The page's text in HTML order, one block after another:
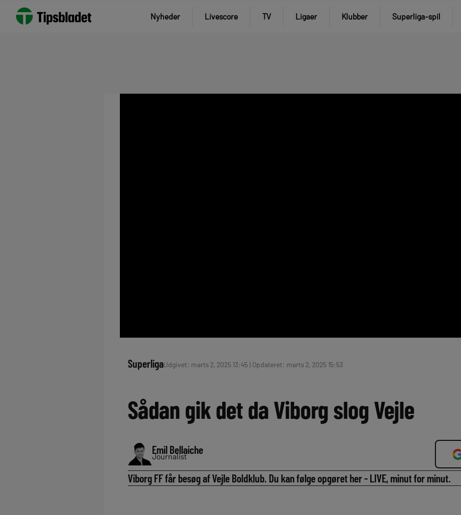
Nyheder Livescore TV Ligaer Klubber Superliga-spil
SuperligaUdgivet: marts 2, 2025 13:45 | Opdateret: marts 2, 2025 15:53
Sådan gik det da Viborg slog Vejle
Emil Bellaiche
Journalist
Viborg FF får besøg af Vejle Boldklub. Du kan følge opgøret her - LIVE, minut for minut.